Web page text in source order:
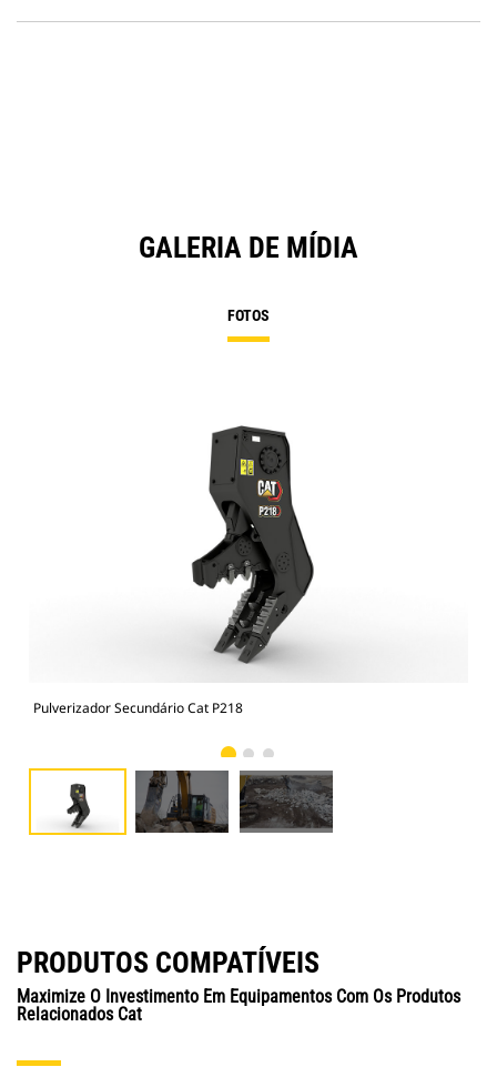
GALERIA DE MÍDIA
FOTOS
Pulverizador Secundário Cat P218
PRODUTOS COMPATÍVEIS
Maximize O Investimento Em Equipamentos Com Os Produtos
Relacionados Cat